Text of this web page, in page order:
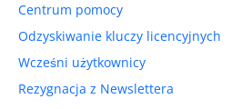
Centrum pomocy
Odzyskiwanie kluczy licencyjnych
Wcześni użytkownicy
Rezygnacja z Newslettera